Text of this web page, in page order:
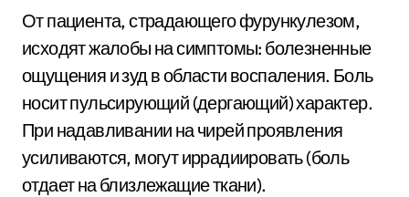
От пациента, страдающего фурункулезом,
исходят жалобы на симптомы: болезненные
ощущения и зуд в области воспаления. Боль
носит пульсирующий (дергающий) характер.
При надавливании на чирей проявления
усиливаются, могут иррадиировать (боль
отдает на близлежащие ткани).